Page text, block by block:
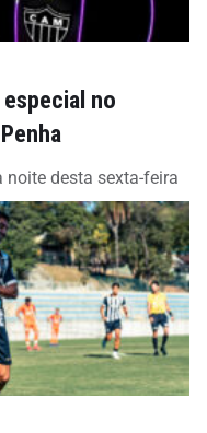
no
noite desta sexta-feira